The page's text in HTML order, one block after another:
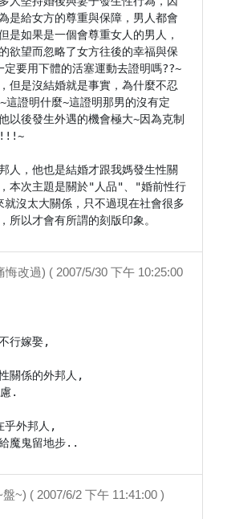
是給女方的尊重與保障，男人都會
是如果是一個會尊重女人的男人，
欲望而忽略了女方往後的幸福與保
定要用下體的活塞運動去證明嗎??~
但是沒結婚就是事實，為什麼不忍
這證明什麼~這證明那男的沒有定
以後發生外遇的機會極大~因為克制
!!!~
人，他也是結婚才跟我媽發生性關
本次主題是關於"人品"、"婚前性行
沒太大關係，只不過現在社會很多
所以才會有所謂的刻版印象。
悔改過) ( 2007/5/30 下午 10:25:00
行嫁娶,
關係的外邦人,
.
乎外邦人,
魔鬼留地步..
~) ( 2007/6/2 下午 11:41:00 )